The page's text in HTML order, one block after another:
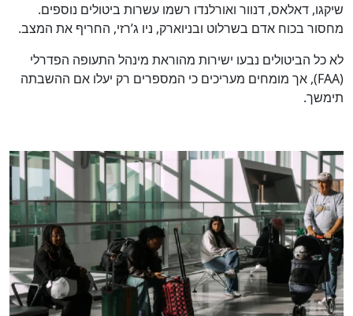
שיקגו, דאלאס, דנוור ואורלנדו רשמו עשרות ביטולים נוספים.
מחסור בכוח אדם בשרלוט ובניוארק, ניו ג’רזי, החריף את המצב.
לא כל הביטולים נבעו ישירות מהוראת מינהל התעופה הפדרלי
(FAA), אך מומחים מעריכים כי המספרים רק יעלו אם ההשבתה
תימשך.